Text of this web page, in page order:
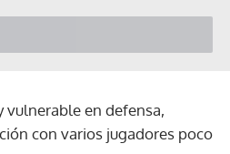
vulnerable en defensa,
con varios jugadores poco